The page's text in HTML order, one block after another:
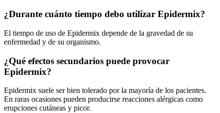
¿Durante cuánto tiempo debo utilizar Epidermix?
El tiempo de uso de Epidermix depende de la gravedad de su
enfermedad y de su organismo.
¿Qué efectos secundarios puede provocar
Epidermix?
Epidermix suele ser bien tolerado por la mayoría de los pacientes.
En raras ocasiones pueden producirse reacciones alérgicas como
erupciones cutáneas y picor.